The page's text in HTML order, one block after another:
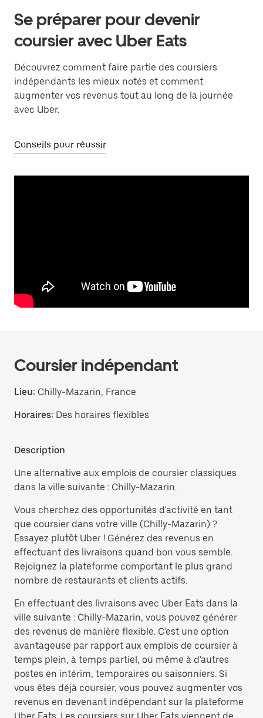
Se préparer pour devenir
coursier avec Uber Eats
Découvrez comment faire partie des coursiers
indépendants les mieux notés et comment
augmenter vos revenus tout au long de la journée
avec Uber.
Conseils pour réussir
Coursier indépendant
Lieu: Chilly-Mazarin, France
Horaires: Des horaires flexibles
Description
Une alternative aux emplois de coursier classiques
dans la ville suivante : Chilly-Mazarin.
Vous cherchez des opportunités d'activité en tant
que coursier dans votre ville (Chilly-Mazarin) ?
Essayez plutôt Uber ! Générez des revenus en
effectuant des livraisons quand bon vous semble.
Rejoignez la plateforme comportant le plus grand
nombre de restaurants et clients actifs.
En effectuant des livraisons avec Uber Eats dans la
ville suivante : Chilly-Mazarin, vous pouvez générer
des revenus de manière flexible. C'est une option
avantageuse par rapport aux emplois de coursier à
temps plein, à temps partiel, ou même à d'autres
postes en intérim, temporaires ou saisonniers. Si
vous êtes déjà coursier, vous pouvez augmenter vos
revenus en devenant indépendant sur la plateforme